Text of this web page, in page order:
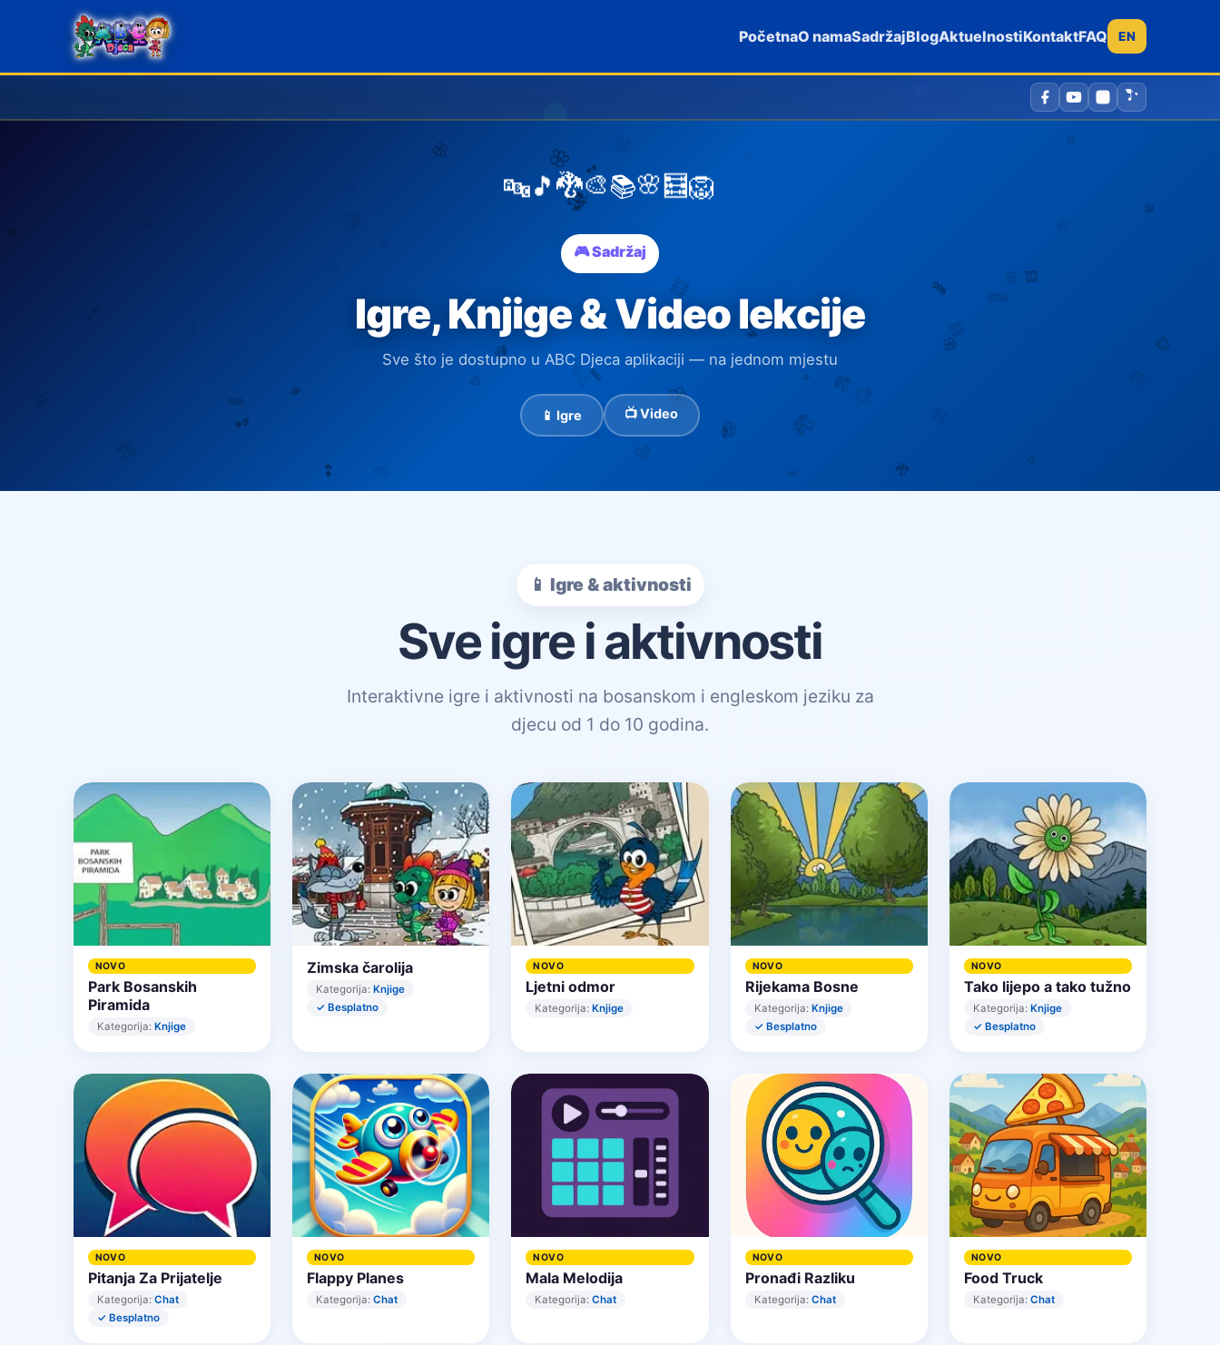
PočetnaO namaSadržajBlogAktuelnostiKontaktFAQ EN
🔤🎵🐉🎨📚🌸🧮🦁
🎮 Sadržaj
Igre, Knjige & Video lekcije
Sve što je dostupno u ABC Djeca aplikaciji — na jednom mjestu
📱 Igre 📺 Video
📱 Igre & aktivnosti
Sve igre i aktivnosti
Interaktivne igre i aktivnosti na bosanskom i engleskom jeziku za
djecu od 1 do 10 godina.
NOVO
Park Bosanskih
Piramida
Kategorija: Knjige
Zimska čarolija
Kategorija: Knjige
✓ Besplatno
NOVO
Ljetni odmor
Kategorija:Knjige
NOVO
Rijekama Bosne
Kategorija: Knjige
✓ Besplatno
NOVO
Tako lijepo a tako tužno
Kategorija: Knjige
✓ Besplatno
NOVO
Pitanja Za Prijatelje
Kategorija: Chat
✓ Besplatno
NOVO
Flappy Planes
Kategorija: Chat
NOVO
Mala Melodija
Kategorija:Chat
NOVO
Pronađi Razliku
Kategorija: Chat
NOVO
Food Truck
Kategorija: Chat